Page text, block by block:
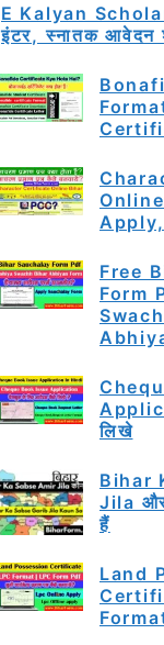
E Kalyan
इंटर, स्नातक आवेदन
Free
Form
लिखे
Bihar
Jila
हैं
Land